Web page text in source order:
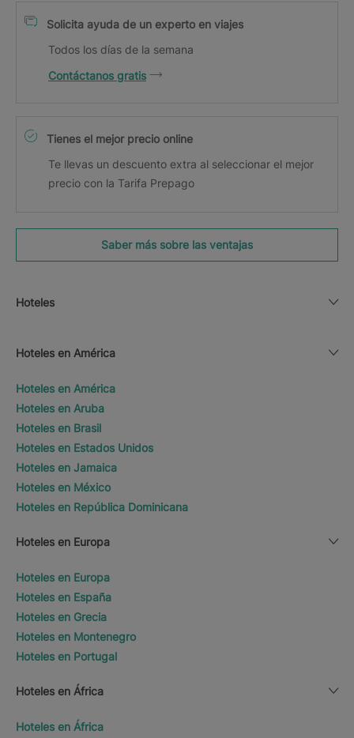
Solicita ayuda de un experto en viajes
Todos los días de la semana
Contáctanos gratis
Tienes el mejor precio online
Te llevas un descuento extra al seleccionar el mejor
precio con la Tarifa Prepago
Saber más sobre las ventajas
Hoteles
Hoteles en América
Hoteles en América
Hoteles en Aruba
Hoteles en Brasil
Hoteles en Estados Unidos
Hoteles en Jamaica
Hoteles en México
Hoteles en República Dominicana
Hoteles en Europa
Hoteles en Europa
Hoteles en España
Hoteles en Grecia
Hoteles en Montenegro
Hoteles en Portugal
Hoteles en África
Hoteles en África